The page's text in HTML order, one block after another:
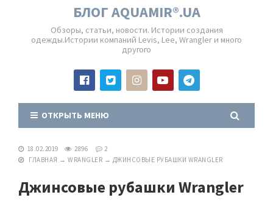
БЛОГ AQUAMIR®.UA
Обзоры, статьи, новости. Истории создания
одежды.Истории компаний Levis, Lee, Wrangler и много
другого
ОТКРЫТЬ МЕНЮ
18.02.2019 2896
2
ГЛАВНАЯ → WRANGLER → ДЖИНСОВЫЕ РУБАШКИ WRANGLER
Джинсовые рубашки Wrangler